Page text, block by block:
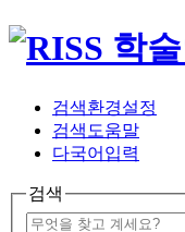
검색환경설정
검색도움말
다국어입력
검색